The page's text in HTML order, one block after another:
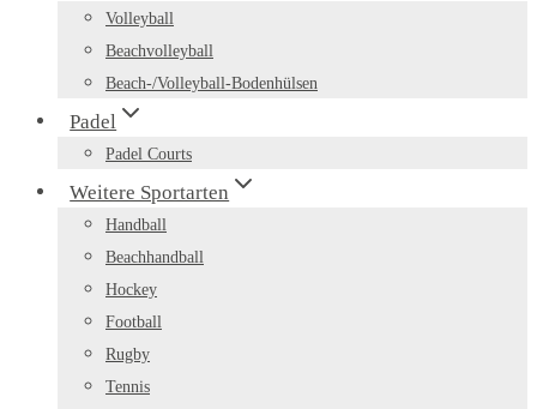
Volleyball
Beachvolleyball
Beach-/Volleyball-Bodenhülsen
Padel
Padel Courts
Weitere Sportarten
Handball
Beachhandball
Hockey
Football
Rugby
Tennis